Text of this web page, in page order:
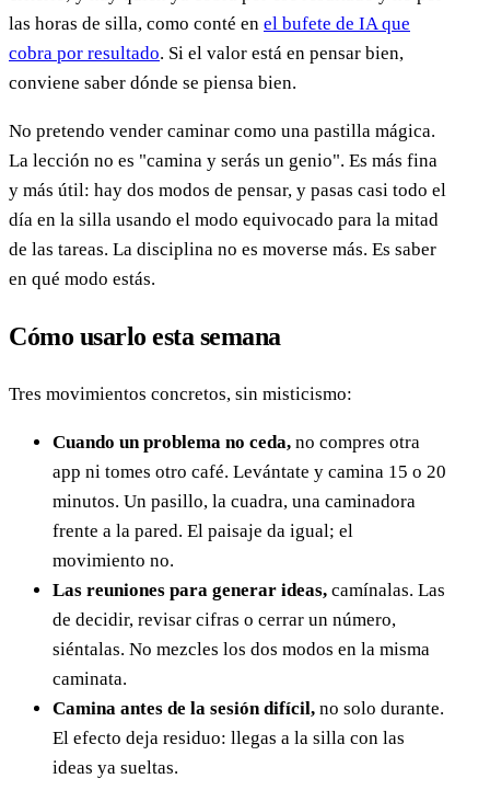
las horas de silla, como conté en el bufete de IA que
cobra por resultado. Si el valor está en pensar bien,
conviene saber dónde se piensa bien.
No pretendo vender caminar como una pastilla mágica.
La lección no es "camina y serás un genio". Es más fina
y más útil: hay dos modos de pensar, y pasas casi todo el
día en la silla usando el modo equivocado para la mitad
de las tareas. La disciplina no es moverse más. Es saber
en qué modo estás.
Cómo usarlo esta semana
Tres movimientos concretos, sin misticismo:
Cuando un problema no ceda, no compres otra
app ni tomes otro café. Levántate y camina 15 o 20
minutos. Un pasillo, la cuadra, una caminadora
frente a la pared. El paisaje da igual; el
movimiento no.
Las reuniones para generar ideas, camínalas. Las
de decidir, revisar cifras o cerrar un número,
siéntalas. No mezcles los dos modos en la misma
caminata.
Camina antes de la sesión difícil, no solo durante.
El efecto deja residuo: llegas a la silla con las
ideas ya sueltas.